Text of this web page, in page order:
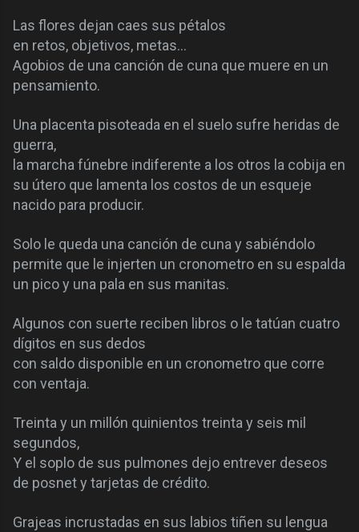
Las flores dejan caes sus pétalos
en retos, objetivos, metas…
Agobios de una canción de cuna que muere en un
pensamiento.
Una placenta pisoteada en el suelo sufre heridas de
guerra,
la marcha fúnebre indiferente a los otros la cobija en
su útero que lamenta los costos de un esqueje
nacido para producir.
Solo le queda una canción de cuna y sabiéndolo
permite que le injerten un cronometro en su espalda
un pico y una pala en sus manitas.
Algunos con suerte reciben libros o le tatúan cuatro
dígitos en sus dedos
con saldo disponible en un cronometro que corre
con ventaja.
Treinta y un millón quinientos treinta y seis mil
segundos,
Y el soplo de sus pulmones dejo entrever deseos
de posnet y tarjetas de crédito.
Grajeas incrustadas en sus labios tiñen su lengua